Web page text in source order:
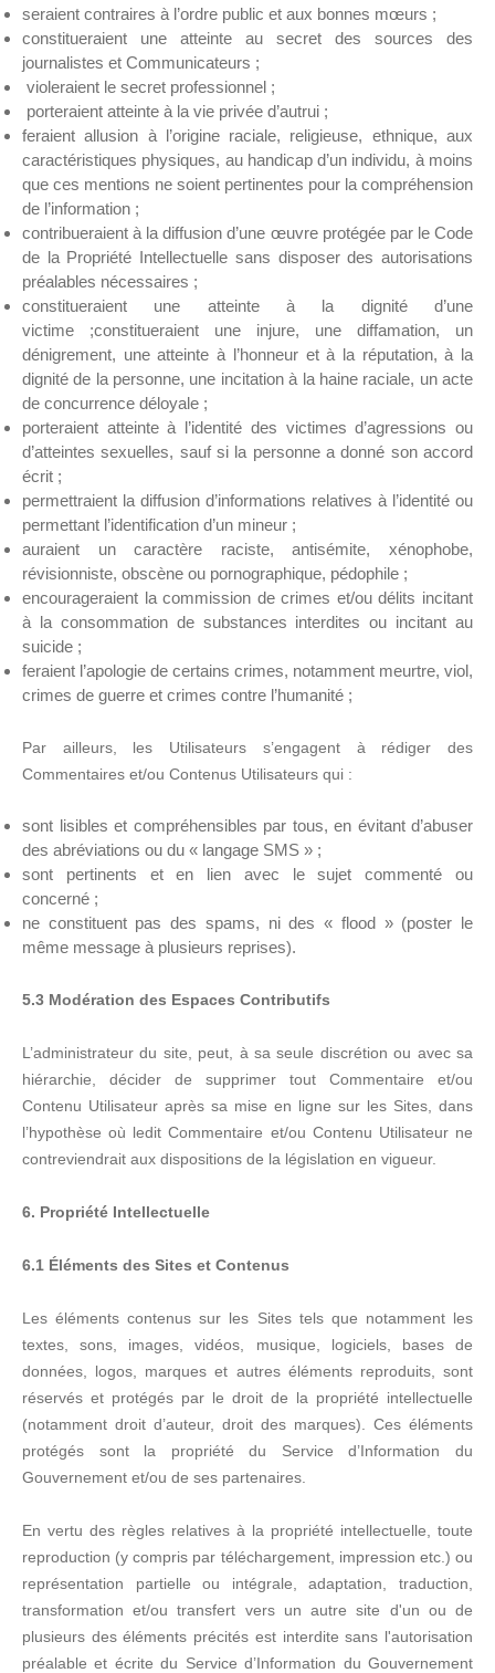
seraient contraires à l’ordre public et aux bonnes mœurs ;
constitueraient une atteinte au secret des sources des
journalistes et Communicateurs ;
violeraient le secret professionnel ;
porteraient atteinte à la vie privée d’autrui ;
feraient allusion à l’origine raciale, religieuse, ethnique, aux
caractéristiques physiques, au handicap d’un individu, à moins
que ces mentions ne soient pertinentes pour la compréhension
de l’information ;
contribueraient à la diffusion d’une œuvre protégée par le Code
de la Propriété Intellectuelle sans disposer des autorisations
préalables nécessaires ;
constitueraient une atteinte à la dignité d’une
victime ;constitueraient une injure, une diffamation, un
dénigrement, une atteinte à l’honneur et à la réputation, à la
dignité de la personne, une incitation à la haine raciale, un acte
de concurrence déloyale ;
porteraient atteinte à l’identité des victimes d’agressions ou
d’atteintes sexuelles, sauf si la personne a donné son accord
écrit ;
permettraient la diffusion d’informations relatives à l’identité ou
permettant l’identification d’un mineur ;
auraient un caractère raciste, antisémite, xénophobe,
révisionniste, obscène ou pornographique, pédophile ;
encourageraient la commission de crimes et/ou délits incitant
à la consommation de substances interdites ou incitant au
suicide ;
feraient l’apologie de certains crimes, notamment meurtre, viol,
crimes de guerre et crimes contre l’humanité ;
Par ailleurs, les Utilisateurs s’engagent à rédiger des
Commentaires et/ou Contenus Utilisateurs qui :
sont lisibles et compréhensibles par tous, en évitant d’abuser
des abréviations ou du « langage SMS » ;
sont pertinents et en lien avec le sujet commenté ou
concerné ;
ne constituent pas des spams, ni des « flood » (poster le
même message à plusieurs reprises).
5.3 Modération des Espaces Contributifs
L’administrateur du site, peut, à sa seule discrétion ou avec sa
hiérarchie, décider de supprimer tout Commentaire et/ou
Contenu Utilisateur après sa mise en ligne sur les Sites, dans
l’hypothèse où ledit Commentaire et/ou Contenu Utilisateur ne
contreviendrait aux dispositions de la législation en vigueur.
6. Propriété Intellectuelle
6.1 Éléments des Sites et Contenus
Les éléments contenus sur les Sites tels que notamment les
textes, sons, images, vidéos, musique, logiciels, bases de
données, logos, marques et autres éléments reproduits, sont
réservés et protégés par le droit de la propriété intellectuelle
(notamment droit d’auteur, droit des marques). Ces éléments
protégés sont la propriété du Service d’Information du
Gouvernement et/ou de ses partenaires.
En vertu des règles relatives à la propriété intellectuelle, toute
reproduction (y compris par téléchargement, impression etc.) ou
représentation partielle ou intégrale, adaptation, traduction,
transformation et/ou transfert vers un autre site d'un ou de
plusieurs des éléments précités est interdite sans l'autorisation
préalable et écrite du Service d’Information du Gouvernement